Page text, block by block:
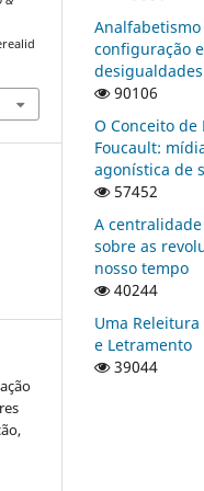
configuração
90106
O Conceito de
Foucault:
agonística de
57452
A
sobre as
nosso tempo
40244
Uma
e Letramento
39044